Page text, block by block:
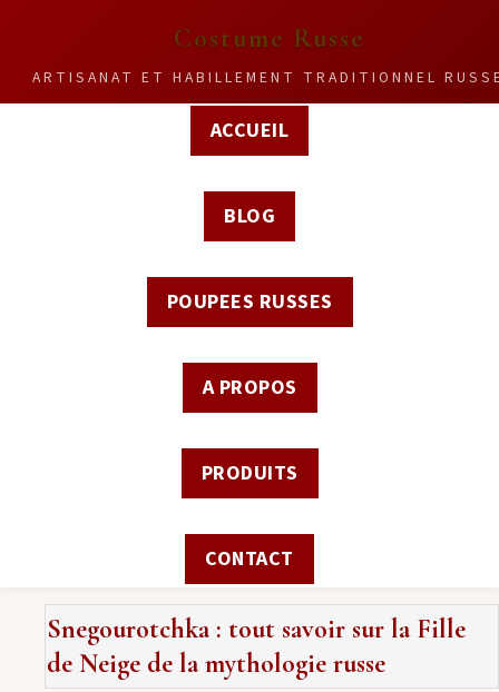
Costume Russe
ARTISANAT ET HABILLEMENT TRADITIONNEL
ACCUEIL
BLOG
POUPEES RUSSES
A PROPOS
PRODUITS
CONTACT
Snegourotchka : tout savoir sur la Fille
de Neige de la mythologie russe